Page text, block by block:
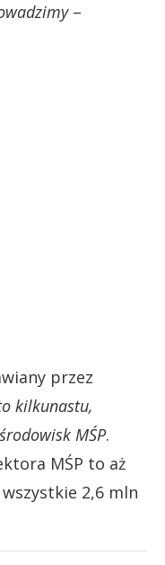
–
przez
kilkunastu,
MŚP.
MŚP to aż
2,6 mln